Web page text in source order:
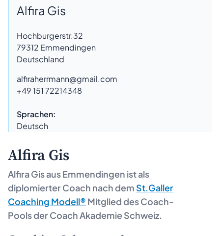
Alfira Gis
Hochburgerstr.32
79312 Emmendingen
Deutschland
alfiraherrmann@gmail.com
+49 151 72214348
Sprachen:
Deutsch
Alfira Gis
Alfira Gis ausEmmendingen ist als
diplomierter Coach nach dem St.Galler
Coaching Modell® Mitglied des Coach-
Pools der Coach Akademie Schweiz.